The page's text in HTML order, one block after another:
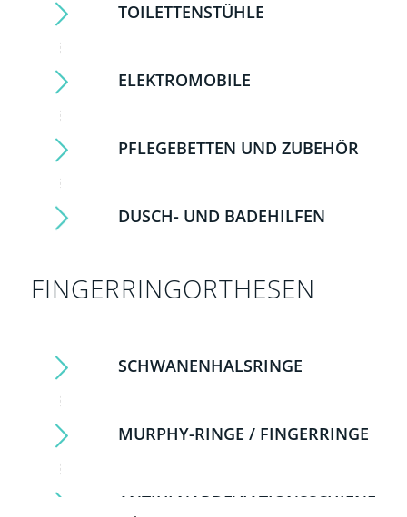
TOILETTENSTÜHLE
ELEKTROMOBILE
PFLEGEBETTEN UND ZUBEHÖR
DUSCH- UND BADEHILFEN
FINGERRINGORTHESEN
SCHWANENHALSRINGE
MURPHY-RINGE / FINGERRINGE
ANTIULNARDEVIATIONSSCHIENEN